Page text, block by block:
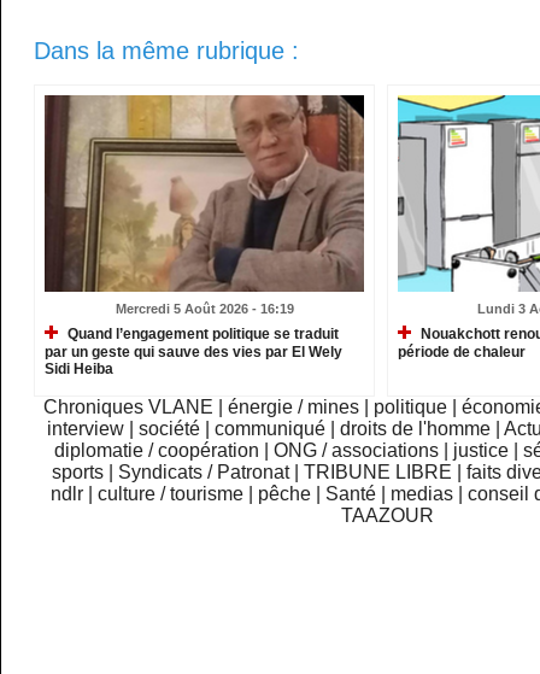
Dans la même rubrique :
Mercredi 5 Août 2026 - 16:19
Quand l’engagement politique se traduit
par un geste qui sauve des vies par El Wely
Sidi Heiba
Lundi 3
Nouakchott
période de chaleur
Chroniques VLANE énergie / mines politique
interview
|société |communiqué |droits de l'homme |
diplomatie / coopération
ONG / associations justice
sports
Syndicats / Patronat TRIBUNE LIBRE
faits
ndlr
|culture / tourisme pêche Santé medias |conseil
TAAZOUR